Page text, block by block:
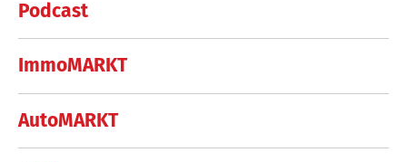
Podcast
ImmoMARKT
AutoMARKT